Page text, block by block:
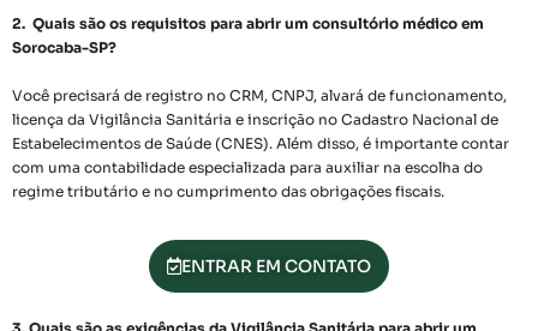
2. Quais são os requisitos para abrir um consultório médico em
Sorocaba-SP?
Você precisará de registro no CRM, CNPJ, alvará de funcionamento,
licença da Vigilância Sanitária e inscrição no Cadastro Nacional de
Estabelecimentos de Saúde (CNES). Além disso, é importante contar
com uma contabilidade especializada para auxiliar na escolha do
regime tributário e no cumprimento das obrigações fiscais.
ENTRAR EM CONTATO